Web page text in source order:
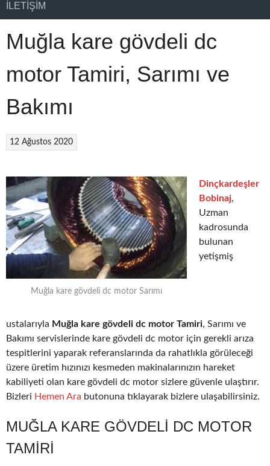
İLETIŞIM
Muğla kare gövdeli dc
motor Tamiri, Sarımı ve
Bakımı
12 Ağustos 2020
Muğla kare gövdeli dc motor Sarımı
Dinçkardeşler
Bobinaj,
Uzman
kadrosunda
bulunan
yetişmiş
ustalarıyla Muğla kare gövdeli dc motor Tamiri, Sarımı ve
Bakımı servislerinde kare gövdeli dc motor için gerekli arıza
tespitlerini yaparak referanslarında da rahatlıkla görüleceği
üzere üretim hızınızı kesmeden makinalarınızın hareket
kabiliyeti olan kare gövdeli dc motor sizlere güvenle ulaştırır.
Bizleri Hemen Ara butonuna tıklayarak bizlere ulaşabilirsiniz.
MUĞLA KARE GÖVDELI DC MOTOR
TAMIRI